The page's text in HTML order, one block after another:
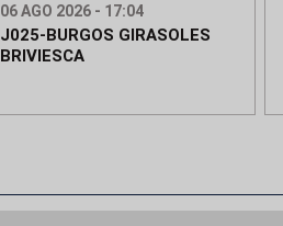
06 AGO 2026 - 17:04
J025-BURGOS GIRASOLES
BRIVIESCA